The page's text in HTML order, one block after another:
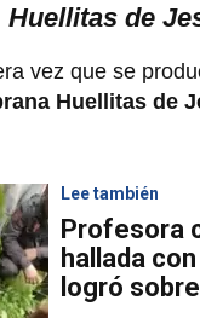
Huellitas de
vez que se
Huellitas de
Lee también
Profesora
hallada
logró